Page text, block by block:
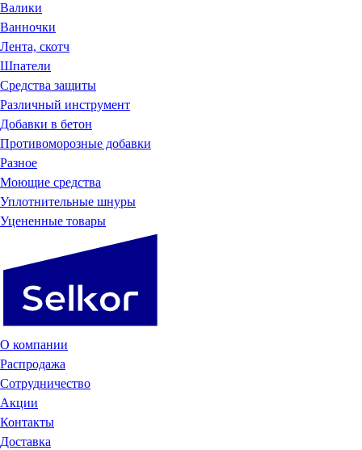
Валики
Ванночки
Лента, скотч
Шпатели
Средства защиты
Различный инструмент
Добавки в бетон
Противоморозные добавки
Разное
Моющие средства
Уплотнительные шнуры
Уцененные товары
О компании
Распродажа
Сотрудничество
Акции
Контакты
Доставка